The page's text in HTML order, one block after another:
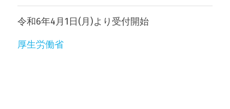
令和6年4月1日(月)より受付開始
厚生労働省